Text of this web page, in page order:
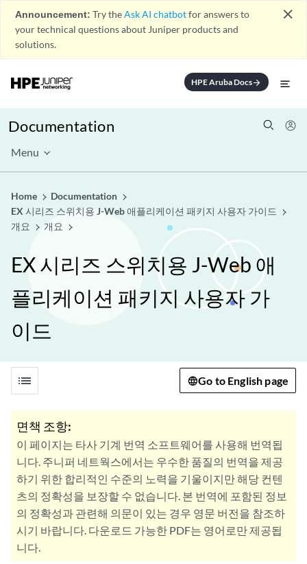
Announcement: Try theAsk AI chatbotfor answers to
your technical questions about Juniper products and
solutions.
close
HPE Aruba Docsarrow_forward
Documentation
Menu
Home
Documentation
EX 시리즈 스위치용 J-Web 애플리케이션 패키지 사용자 가이드
개요
개요
EX 시리즈 스위치용 J-Web 애
플리케이션 패키지 사용자 가
이드
list Go to English page
면책 조항:
이 페이지는 타사 기계 번역 소프트웨어를 사용해 번역됩
니다. 주니퍼 네트웍스에서는 우수한 품질의 번역을 제공
하기 위한 합리적인 수준의 노력을 기울이지만 해당 컨텐
츠의 정확성을 보장할 수 없습니다. 본 번역에 포함된 정보
의 정확성과 관련해 의문이 있는 경우 영문 버전을 참조하
시기 바랍니다. 다운로드 가능한 PDF는 영어로만 제공됩
니다.